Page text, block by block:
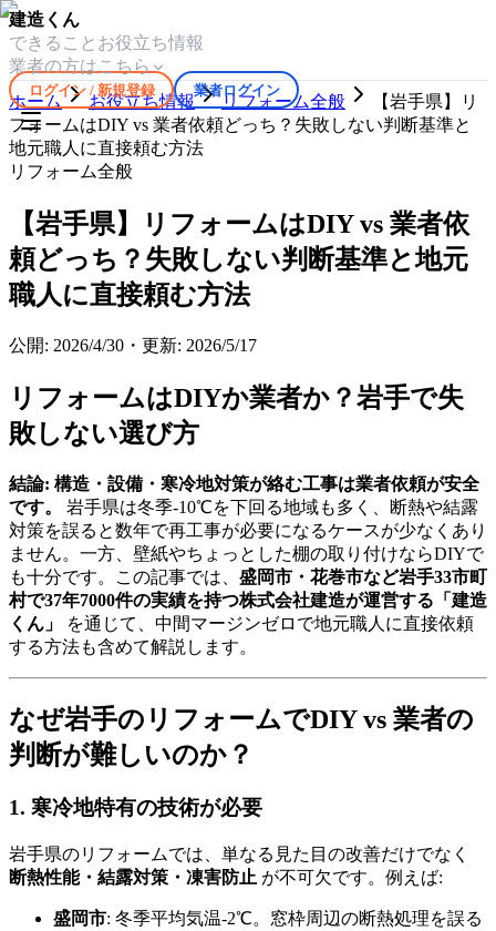
建造くん
できること お役立ち情報
業者の方はこちら
ログイン / 新規登録 業者ログイン
ホーム お役立ち情報 リフォーム全般
【岩手県】リ
フォームはDIY vs 業者依頼どっち？失敗しない判断基準と
地元職人に直接頼む方法
リフォーム全般
【岩手県】リフォームはDIY vs 業者依
頼どっち？失敗しない判断基準と地元
職人に直接頼む方法
公開: 2026/4/30 ・ 更新: 2026/5/17
リフォームはDIYか業者か？岩手で失
敗しない選び方
結論: 構造・設備・寒冷地対策が絡む工事は業者依頼が安全
です。
岩手県は冬季-10℃を下回る地域も多く、断熱や結露
対策を誤ると数年で再工事が必要になるケースが少なくあり
ません。一方、壁紙やちょっとした棚の取り付けならDIYで
も十分です。この記事では、 盛岡市・花巻市など岩手33市町
村で37年7000件の実績を持つ株式会社建造が運営する「建造
くん」
を通じて、中間マージンゼロで地元職人に直接依頼
する方法も含めて解説します。
なぜ岩手のリフォームでDIY vs 業者の
判断が難しいのか？
1. 寒冷地特有の技術が必要
岩手県のリフォームでは、単なる見た目の改善だけでなく
断熱性能・結露対策・凍害防止 が不可欠です。例えば:
盛岡市: 冬季平均気温-2℃。窓枠周辺の断熱処理を誤る